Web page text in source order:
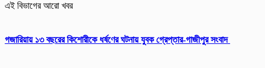
এই বিভাগের আরো খবর
গজারিয়ায় ১৩ বছরের কিশোরীকে ধর্ষণের ঘটনায় যুবক গ্রেপ্তার-গাজীপুর সংবাদ